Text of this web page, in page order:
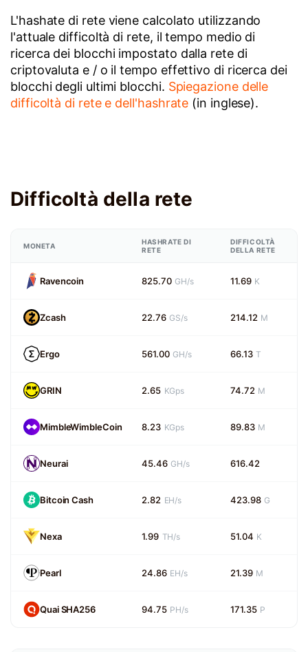
L'hashate di rete viene calcolato utilizzando
l'attuale difficoltà di rete, il tempo medio di
ricerca dei blocchi impostato dalla rete di
criptovaluta e / o il tempo effettivo di ricerca dei
blocchi degli ultimi blocchi. Spiegazione delle
difficoltà di rete e dell'hashrate (in inglese).
Difficoltà della rete
MONETA
HASHRATE DI
RETE
DIFFICOLTÀ
DELLA RETE
Ravencoin 825.70 GH/s 11.69 K
Zcash 22.76 GS/s 214.12 M
Ergo 561.00 GH/s 66.13 T
GRIN 2.65 KGps 74.72 M
MimbleWimbleCoin 8.23 KGps 89.83 M
Neurai 45.46 GH/s 616.42
Bitcoin Cash 2.82 EH/s 423.98 G
Nexa 1.99 TH/s 51.04 K
Pearl 24.86 EH/s 21.39 M
Quai SHA256 94.75 PH/s 171.35 P